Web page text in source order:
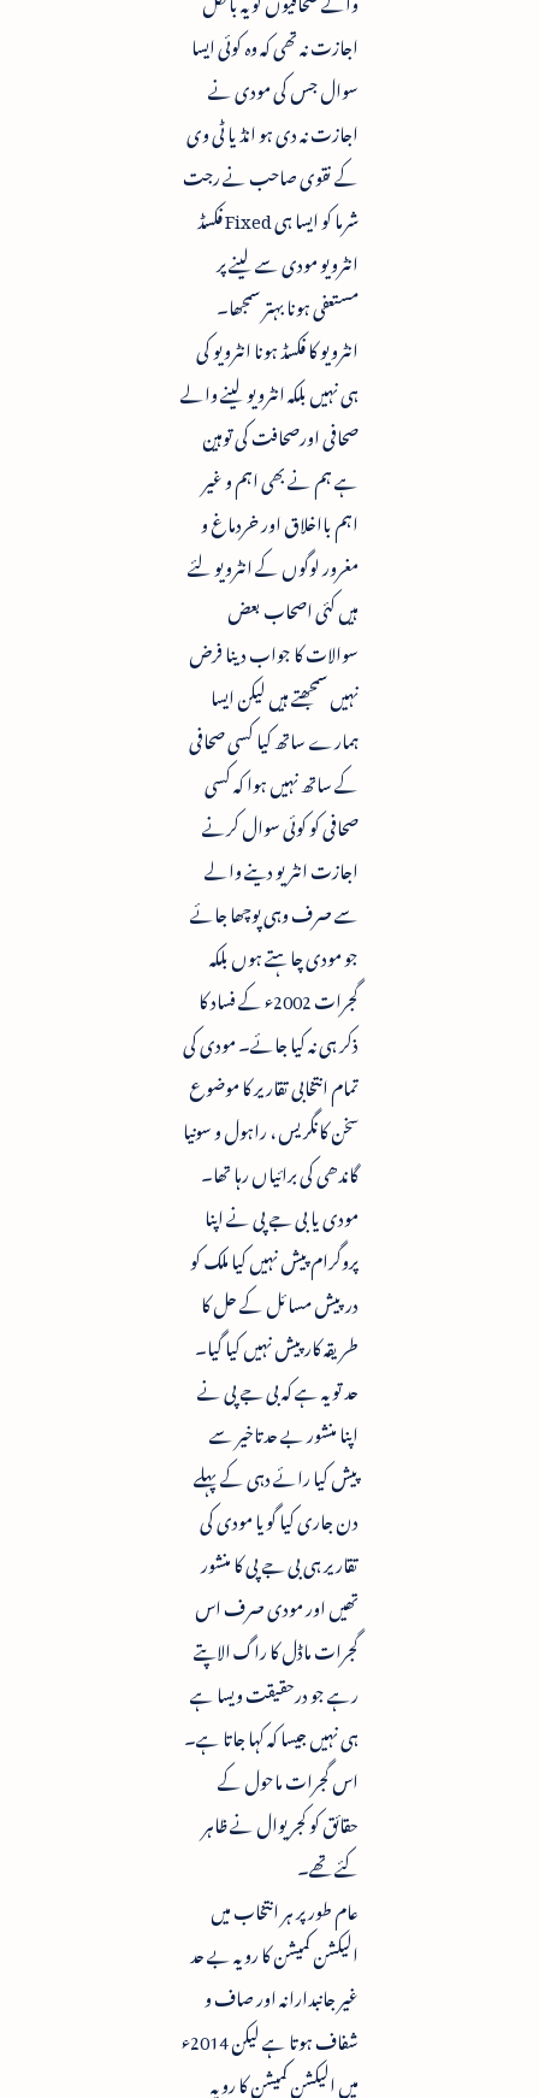
اجازت نہ تھی کہ وہ کوئی ایسا
سوال جس کی مودی نے
اجازت نہ دی ہو انڈیا ٹی وی
کے نقوی صاحب نے رجت
شرما کو ایسا ہی Fixed فکسڈ
انٹرویو مودی سے لینے پر
مستعفی ہونا بہتر سمجھا۔
انٹرویو کا فکسڈ ہونا انٹرویو کی
ہی نہیں بلکہ انٹرویو لینے والے
صحافی اورصحافت کی توہین
ہے ہم نے بھی اہم و غیر
اہم بااخلاق اور خردماغ و
مغرور لوگوں کے انٹرویو لئے
ہیں کئی اصحاب بعض
سوالات کا جواب دینا فرض
نہیں سمجھتے ہیں لیکن ایسا
ہمارے ساتھ کیا کسی صحافی
کے ساتھ نہیں ہوا کہ کسی
صحافی کو کوئی سوال کرنے
اجازت انٹریو دینے والے
سے صرف وہی پوچھا جائے
جو مودی چاہتے ہوں بلکہ
گجرات 2002ء کے فساد کا
ذکر ہی نہ کیا جائے۔ مودی کی
تمام انتخابی تقاریر کا موضوع
سخن کانگریس ، راہول و سونیا
گاندھی کی برائیاں رہا تھا۔
مودی یا بی جے پی نے اپنا
پروگرام پیش نہیں کیا ملک کو
درپیش مسائل کے حل کا
طریقہ کار پیش نہیں کیا گیا۔
حد تو یہ ہے کہ بی جے پی نے
اپنا منشور بے حدتاخیر سے
پیش کیا رائے دہی کے پہلے
دن جاری کیا گویا مودی کی
تقاریر ہی بی جے پی کا منشور
تھیں اور مودی صرف اس
گجرات ماڈل کا راگ الاپتے
رہے جو درحقیقت ویسا ہے
ہی نہیں جیسا کہ کہا جاتا ہے۔
اس گجرات ماحول کے
حقائق کو کجریوال نے ظاہر
کئے تھے۔
عام طور پر ہر انتخاب میں
الیکشن کمیشن کا رویہ بے حد
غیر جانبدارانہ اور صاف و
شفاف ہوتا ہے لیکن 2014ء
میں الیکشن کمیشن کا رویہ